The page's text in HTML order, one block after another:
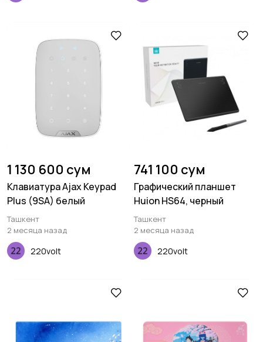
1 130 600 сум
Клавиатура Ajax Keypad
Plus (9SA) белый
Ташкент
2 месяца назад
220volt
741 100 сум
Графический планшет
Huion HS64, черный
Ташкент
2 месяца назад
220volt